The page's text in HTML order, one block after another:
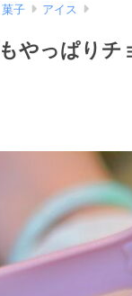
子 アイス
やっぱり